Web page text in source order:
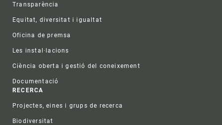
Transparència
Equitat, diversitat i igualtat
Oficina de premsa
Les instal·lacions
Ciència oberta i gestió del coneixement
Documentació
RECERCA
Projectes, eines i grups de recerca
Biodiversitat